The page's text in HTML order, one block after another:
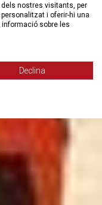
nostres visitants, per
i oferir-hi una
informació sobre les
Declina